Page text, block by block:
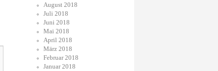
August 2018
Juli 2018
Juni 2018
Mai 2018
April 2018
März 2018
Februar 2018
Januar 2018